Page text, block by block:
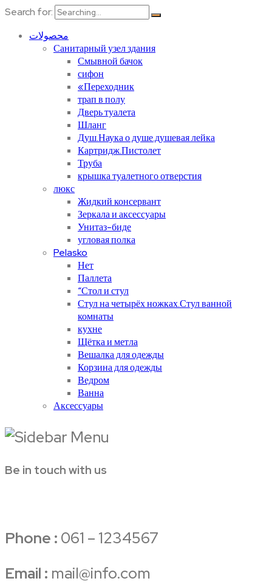
Search for:
محصولات
Санитарный узел здания
Смывной бачок
сифон
«Переходник
трап в полу
Дверь туалета
Шланг
Душ.Наука о душе.душевая лейка
Картридж.Пистолет
Труба
крышка туалетного отверстия
люкс
Жидкий консервант
Зеркала и аксессуары
Унитаз-биде
угловая полка
Pelasko
Нет
Паллета
“Стол и стул
Стул на четырёх ножках.Стул ванной
комнаты
кухне
Щётка и метла
Вешалка для одежды
Корзина для одежды
Ведром
Ванна
Аксессуары
Be in touch with us
Phone : 061 – 1234567
Email : mail@info.com